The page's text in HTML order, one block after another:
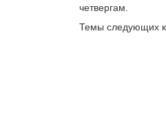
четвергам.
Темы следующих